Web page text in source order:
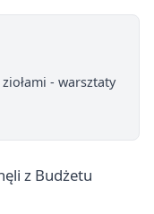
- warsztaty
z Budżetu